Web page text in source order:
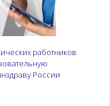
работников
России